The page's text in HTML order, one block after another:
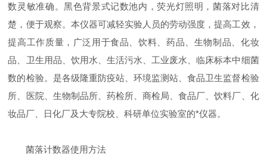
数灵敏准确。黑色背景式记数池内，荧光灯照明，菌落对比清
楚，便于观察。本仪器可减轻实验人员的劳动强度，提高工效，
提高工作质量，广泛用于食品、饮料、药品、生物制品、化妆
品、卫生用品、饮用水、生活污水、工业废水、临床标本中细菌
数的检验。是各级隆重防疫站、环境监测站、食品卫生监督检验
所、医院、生物制品所、药检所、商检局、食品厂、饮料厂、化
妆品厂、日化厂及大专院校、科研单位实验室的*仪器。
菌落计数器使用方法